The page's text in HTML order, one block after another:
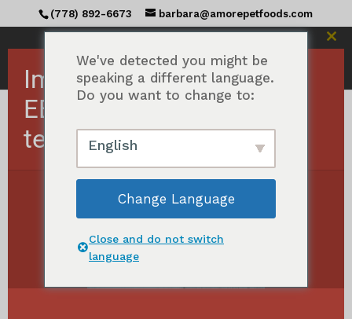
(778) 892-6673 barbara@amorepetfoods.com
Inicio
/ Productos etiquetados con "All
Mostrando todos los resultados 27Ordenados
We've detected you might be
speaking a different language.
Do you want to change to:
English
Change Language
Close and do not switch
language
Importante Pedidos a
EE.UU. suspendidos
temporalmente.